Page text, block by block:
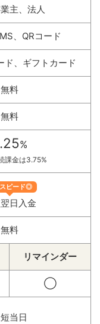
主、法人
、QRコード
ド、ギフトカード
無料
無料
%
課金は3.75%
ピード◎
日入金
無料
リマインダー
◯
当日